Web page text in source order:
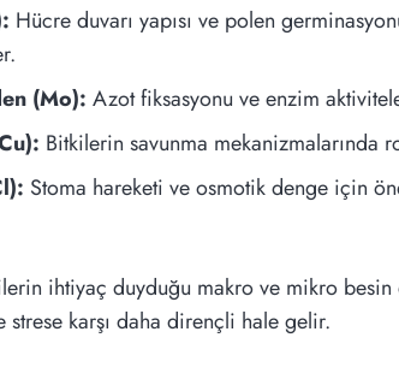
Hücre duvarı yapısı ve polen
(Mo): Azot fiksasyonu ve enzim
Bitkilerin savunma mekanizmalarında
Stoma hareketi ve osmotik denge için
ihtiyaç duyduğu makro ve mikro besin
karşı daha dirençli hale gelir.